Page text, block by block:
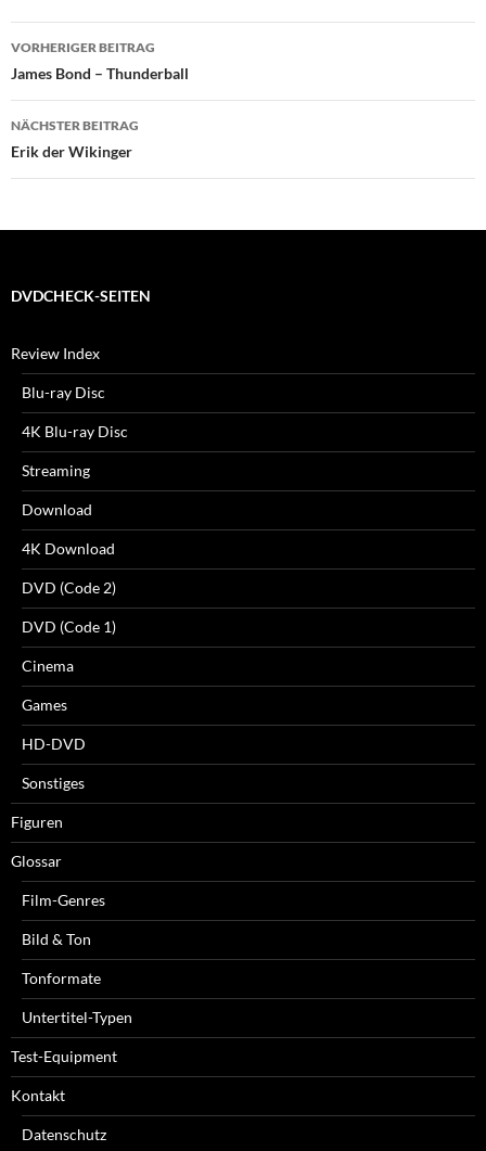
Beitragsnavigation
VORHERIGER BEITRAG
James Bond – Thunderball
NÄCHSTER BEITRAG
Erik der Wikinger
DVDCHECK-SEITEN
Review Index
Blu-ray Disc
4K Blu-ray Disc
Streaming
Download
4K Download
DVD (Code 2)
DVD (Code 1)
Cinema
Games
HD-DVD
Sonstiges
Figuren
Glossar
Film-Genres
Bild & Ton
Tonformate
Untertitel-Typen
Test-Equipment
Kontakt
Datenschutz